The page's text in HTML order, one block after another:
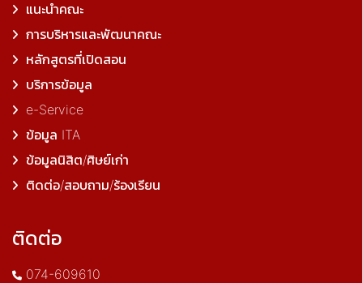
แนะนำคณะ
การบริหารและพัฒนาคณะ
หลักสูตรที่เปิดสอน
บริการข้อมูล
e-Service
ข้อมูล ITA
ข้อมูลนิสิต/ศิษย์เก่า
ติดต่อ/สอบถาม/ร้องเรียน
ติดต่อ
074-609610